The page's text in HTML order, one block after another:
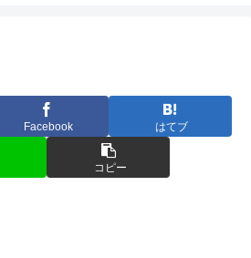
Facebook はてブ
コピー